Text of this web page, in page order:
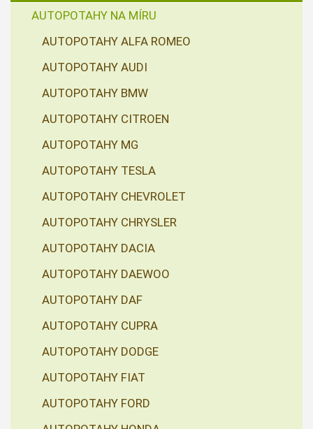
AUTOPOTAHY NA MÍRU
AUTOPOTAHY ALFA ROMEO
AUTOPOTAHY AUDI
AUTOPOTAHY BMW
AUTOPOTAHY CITROEN
AUTOPOTAHY MG
AUTOPOTAHY TESLA
AUTOPOTAHY CHEVROLET
AUTOPOTAHY CHRYSLER
AUTOPOTAHY DACIA
AUTOPOTAHY DAEWOO
AUTOPOTAHY DAF
AUTOPOTAHY CUPRA
AUTOPOTAHY DODGE
AUTOPOTAHY FIAT
AUTOPOTAHY FORD